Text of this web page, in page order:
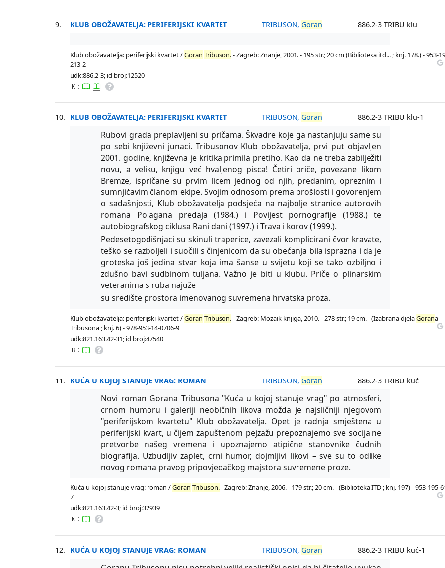
9. KLUB OBOŽAVATELJA: PERIFERIJSKI KVARTET TRIBUSON, Goran 886.2-3 TRIBU klu
Klub obožavatelja: periferijski kvartet /Goran Tribuson.- Zagreb: Znanje, 2001. - 195 str.; 20 cm (Biblioteka itd... ; knj. 178.) - 953-
213-2
udk:886.2-3; id broj:12520
K :
10. KLUB OBOŽAVATELJA: PERIFERIJSKI KVARTET TRIBUSON, Goran 886.2-3 TRIBU klu-1
Rubovi grada preplavljeni su pričama. Škvadre koje ga nastanjuju same su
po sebi književni junaci. Tribusonov Klub obožavatelja, prvi put objavljen
2001. godine, književna je kritika primila pretiho. Kao da ne treba zabilježiti
novu, a veliku, knjigu već hvaljenog pisca! Četiri priče, povezane likom
Bremze, ispričane su prvim licem jednog od njih, predanim, opreznim i
sumnjičavim članom ekipe. Svojim odnosom prema prošlosti i govorenjem
o sadašnjosti, Klub obožavatelja podsjeća na najbolje stranice autorovih
romana Polagana predaja (1984.) i Povijest pornografije (1988.) te
autobiografskog ciklusa Rani dani (1997.) i Trava i korov (1999.).
Pedesetogodišnjaci su skinuli traperice, zavezali komplicirani čvor kravate,
teško se razboljeli i suočili s činjenicom da su obećanja bila isprazna i da je
groteska još jedina stvar koja ima šanse u svijetu koji se tako ozbiljno i
zdušno bavi sudbinom tuljana. Važno je biti u klubu. Priče o plinarskim
veteranima s ruba najuže
su središte prostora imenovanog suvremena hrvatska proza.
Klub obožavatelja: periferijski kvartet /Goran Tribuson.- Zagreb: Mozaik knjiga, 2010. - 278 str.; 19 cm. - (Izabrana djelaGorana
Tribusona ; knj. 6) - 978-953-14-0706-9
udk:821.163.42-31; id broj:47540
B :
11. KUĆA U KOJOJ STANUJE VRAG: ROMAN TRIBUSON, Goran 886.2-3 TRIBU kuć
Novi roman Gorana Tribusona "Kuća u kojoj stanuje vrag" po atmosferi,
crnom humoru i galeriji neobičnih likova možda je najsličniji njegovom
"periferijskom kvartetu" Klub obožavatelja. Opet je radnja smještena u
periferijski kvart, u čijem zapuštenom pejzažu prepoznajemo sve socijalne
pretvorbe našeg vremena i upoznajemo atipične stanovnike čudnih
biografija. Uzbudljiv zaplet, crni humor, dojmljivi likovi – sve su to odlike
novog romana pravog pripovjedačkog majstora suvremene proze.
Kuća u kojoj stanuje vrag: roman /Goran Tribuson.- Zagreb: Znanje, 2006. - 179 str.; 20 cm. - (Biblioteka ITD ; knj. 197) - 953-195-
7
udk:821.163.42-3; id broj:32939
K :
12. KUĆA U KOJOJ STANUJE VRAG: ROMAN TRIBUSON, Goran 886.2-3 TRIBU kuć-1